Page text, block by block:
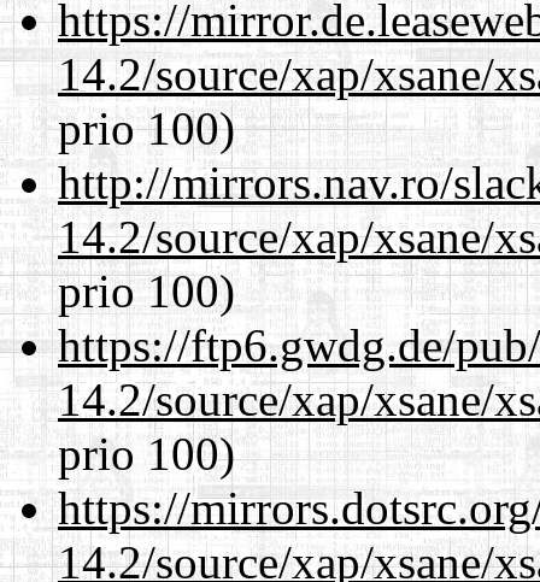
https://
14.2/source/xap/xsane/
prio 100)
http://mirrors.nav.ro/
14.2/source/xap/xsane/
prio 100)
https://ftp6.gwdg.de/
14.2/source/xap/xsane/
prio 100)
https://
14.2/source/xap/xsane/